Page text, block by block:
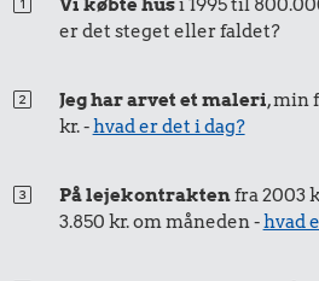
Kylling
1,36 kr.
Vi købte husi 1995 til
er det steget eller faldet?
Jeg har arvet et maleri, min
kr. -hvad er det i dag?
På lejekontraktenfra 2003
3.850 kr. om måneden -hvad